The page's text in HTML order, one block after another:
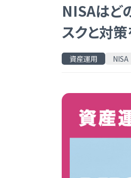
NISAはど
スクと対
資産運用 NISA